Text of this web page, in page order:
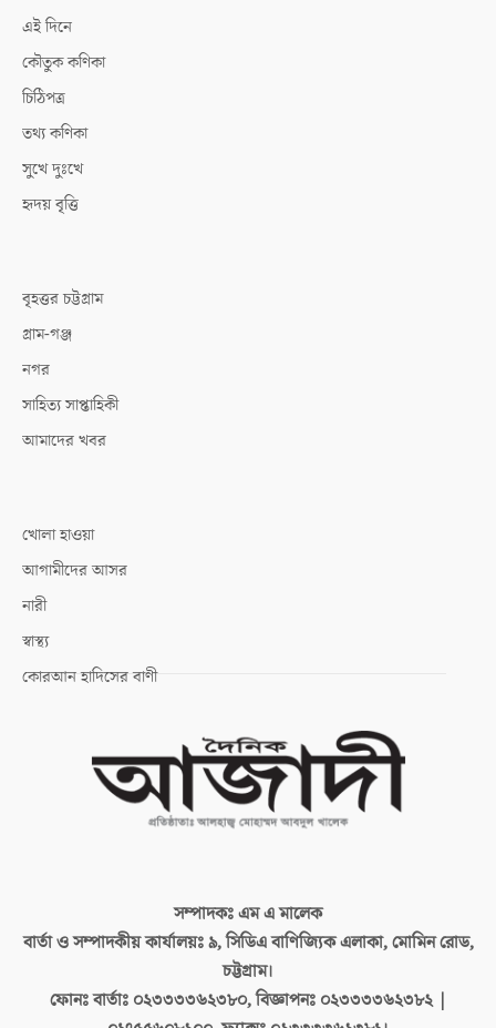
এই দিনে
কৌতুক কণিকা
চিঠিপত্র
তথ্য কণিকা
সুখে দুঃখে
হৃদয় বৃত্তি
বৃহত্তর চট্টগ্রাম
গ্রাম-গঞ্জ
নগর
সাহিত্য সাপ্তাহিকী
আমাদের খবর
খোলা হাওয়া
আগামীদের আসর
নারী
স্বাস্থ্য
কোরআন হাদিসের বাণী
সম্পাদকঃএম এ মালেক
বার্তা ও সম্পাদকীয় কার্যালয়ঃ৯, সিডিএ বাণিজ্যিক এলাকা, মোমিন রোড,
চট্টগ্রাম।
ফোনঃ বার্তাঃ ০২৩৩৩৩৬২৩৮০, বিজ্ঞাপনঃ ০২৩৩৩৩৬২৩৮২ |